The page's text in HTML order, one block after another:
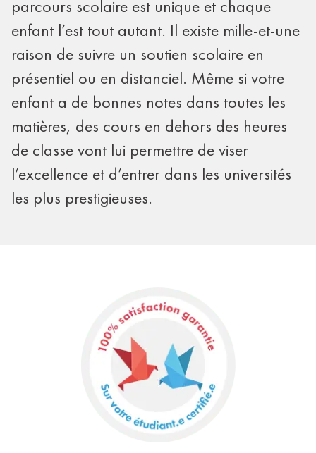
parcours scolaire est unique et chaque
enfant l’est tout autant. Il existe mille-et-une
raison de suivre un soutien scolaire en
présentiel ou en distanciel. Même si votre
enfant a de bonnes notes dans toutes les
matières, des cours en dehors des heures
de classe vont lui permettre de viser
l’excellence et d’entrer dans les universités
les plus prestigieuses.